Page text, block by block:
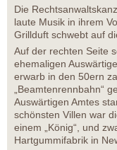
Die
laute Musik in ihrem
Grillduft schwebt auf
Auf der rechten Seite
ehemaligen
erwarb in den 50ern
„Beamtenrennbahn“
Auswärtigen Amtes
schönsten Villen war
einem „König“, und
Hartgummifabrik in